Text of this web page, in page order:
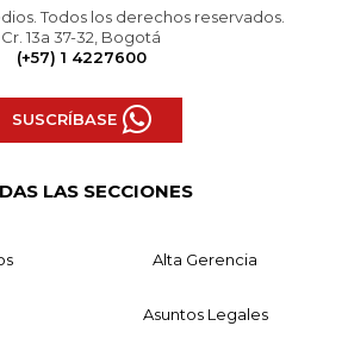
Todos los derechos reservados.
Cr. 13a 37-32, Bogotá
(+57) 1 4227600
SUSCRÍBASE
LAS SECCIONES
Alta Gerencia
Asuntos Legales